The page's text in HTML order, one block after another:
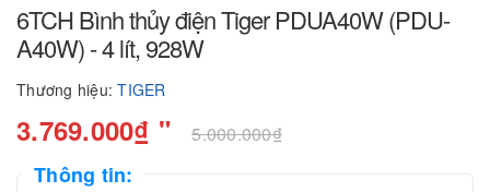
6TCH Bình thủy điện Tiger PDUA40W (PDU-
A40W) - 4 lít, 928W
Thương hiệu: TIGER
3.769.000₫ " 5.000.000₫
Thông tin: